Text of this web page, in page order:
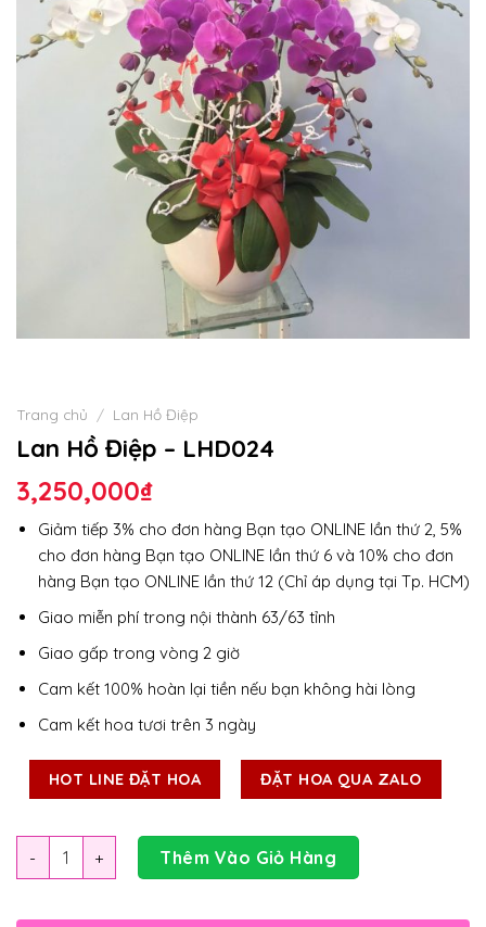
Trang chủ / Lan Hồ Điệp
Lan Hồ Điệp – LHD024
3,250,000₫
Giảm tiếp 3% cho đơn hàng Bạn tạo ONLINE lần thứ 2, 5%
cho đơn hàng Bạn tạo ONLINE lần thứ 6 và 10% cho đơn
hàng Bạn tạo ONLINE lần thứ 12 (Chỉ áp dụng tại Tp. HCM)
Giao miễn phí trong nội thành 63/63 tỉnh
Giao gấp trong vòng 2 giờ
Cam kết 100% hoàn lại tiền nếu bạn không hài lòng
Cam kết hoa tươi trên 3 ngày
HOT LINE ĐẶT HOA ĐẶT HOA QUA ZALO
Số lượng Thêm Vào Giỏ Hàng